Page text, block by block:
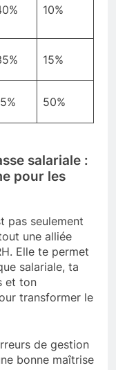
10%
15%
50%
salariale :
pour les
pas seulement
une alliée
Elle te permet
salariale, ta
et ton
transformer le
de gestion
bonne maîtrise